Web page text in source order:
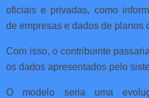
oficiais e privadas, como
de empresas e dados de planos
Com isso, o contribuinte
os dados apresentados pelo
O modelo seria uma